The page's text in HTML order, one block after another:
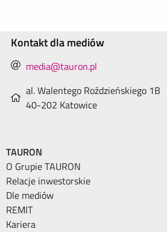
Kontakt dla mediów
media@tauron.pl
al. Walentego Roździeńskiego 1B
40-202 Katowice
TAURON
O Grupie TAURON
Relacje inwestorskie
Dle mediów
REMIT
Kariera